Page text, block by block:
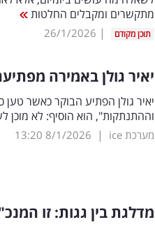
מתקשרים ומקבלים החלטות
תוכן מקודם |
26/1/2026
יאיר גולן באמירה
יאיר גולן הפתיע הבוקר כאשר טען
וההתנתקות", הוא הוסיף: לא מוכן
מערכת ice |
8/1/2026
13:20
מדלגת בין גגות: זו